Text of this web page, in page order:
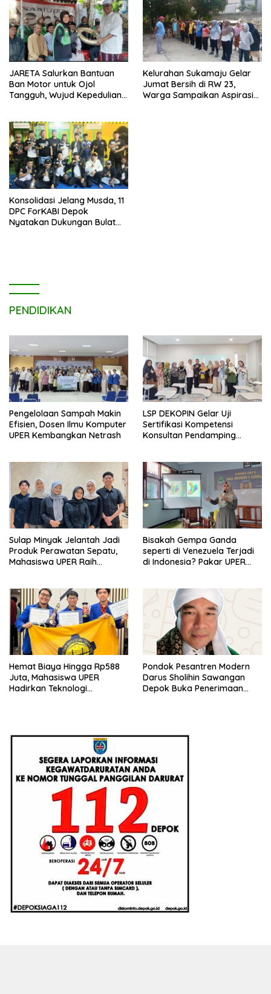
JARETA Salurkan Bantuan
Ban Motor untuk Ojol
Tangguh, Wujud Kepedulian
Kelurahan Sukamaju Gelar
Jumat Bersih di RW 23,
Warga Sampaikan Aspirasi
Konsolidasi Jelang Musda, 11
DPC ForKABI Depok
Nyatakan Dukungan Bulat
PENDIDIKAN
Pengelolaan Sampah Makin
Efisien, Dosen Ilmu Komputer
UPER Kembangkan Netrash
LSP DEKOPIN Gelar Uji
Sertifikasi Kompetensi
Konsultan Pendamping
Sulap Minyak Jelantah Jadi
Produk Perawatan Sepatu,
Mahasiswa UPER Raih
Bisakah Gempa Ganda
seperti di Venezuela Terjadi
di Indonesia? Pakar UPER
Hemat Biaya Hingga Rp588
Juta, Mahasiswa UPER
Hadirkan Teknologi
Pondok Pesantren Modern
Darus Sholihin Sawangan
Depok Buka Penerimaan